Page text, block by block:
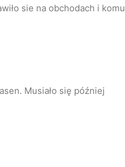
sie na obchodach i komu
Musiało się później